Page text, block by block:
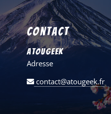
Contact
AtouGeek
Adresse
contact@atougeek.fr